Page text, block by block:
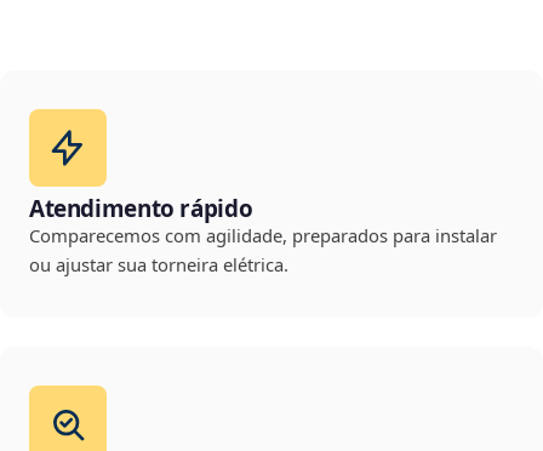
Atendimento rápido
Comparecemos com agilidade, preparados para instalar
ou ajustar sua torneira elétrica.